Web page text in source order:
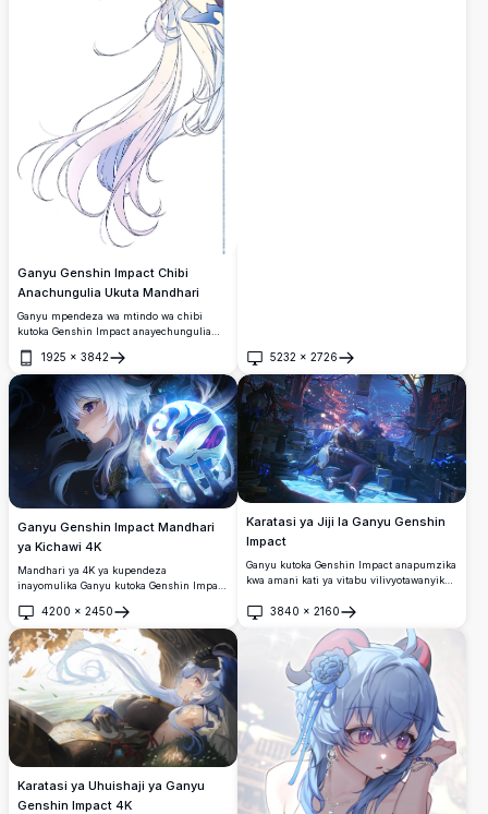
Ganyu Genshin Impact Chibi
Anachungulia Ukuta Mandhari
Ganyu mpendeza wa mtindo wa chibi
kutoka Genshin Impact anayechungulia
kona na nywele zake ndefu za fedha-
nyeupe na macho ya zambarau.
Inaonyesha kofia yake maarufu yenye
pembe na glavu za giza katika sanaa ya
ajabu ya 4K yenye ubora wa juu.
1925 × 3842
Fungua
5232 × 2726
Fungua
Ganyu Genshin Impact Mandhari
ya Kichawi 4K
Mandhari ya 4K ya kupendeza
inayomulika Ganyu kutoka Genshin Impact
ya bluu. Nywele zake nyeupe na macho ya
zambarau yanakamilisha nishati ya cryo
ya ajabu inayomzunguka katika kazi hii ya
sanaa ya ubora wa juu.
4200 × 2450
Fungua
Karatasi ya Jiji la Ganyu Genshin
Impact
Ganyu kutoka Genshin Impact anapumzika
kwa amani kati ya vitabu vilivyotawanyika
3840 × 2160
Fungua
Karatasi ya Uhuishaji ya Ganyu
Genshin Impact 4K